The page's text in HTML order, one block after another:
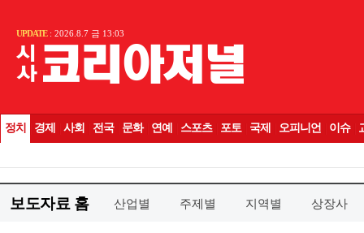
보도자료 홈 산업별 주제별 지역별 상장사